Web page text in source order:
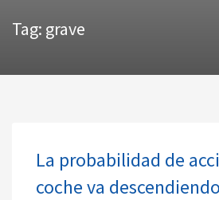
Tag: grave
La probabilidad de
coche va